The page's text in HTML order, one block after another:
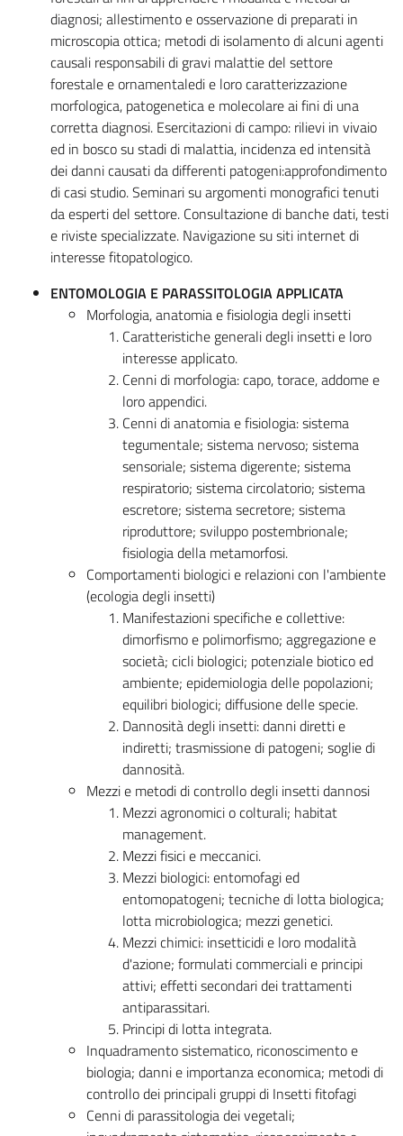
diagnosi; allestimento e osservazione di preparati in
microscopia ottica; metodi di isolamento di alcuni agenti
causali responsabili di gravi malattie del settore
forestale e ornamentaledi e loro caratterizzazione
morfologica, patogenetica e molecolare ai fini di una
corretta diagnosi. Esercitazioni di campo: rilievi in vivaio
ed in bosco su stadi di malattia, incidenza ed intensità
dei danni causati da differenti patogeni:approfondimento
di casi studio. Seminari su argomenti monografici tenuti
da esperti del settore. Consultazione di banche dati, testi
e riviste specializzate. Navigazione su siti internet di
interesse fitopatologico.
ENTOMOLOGIA E PARASSITOLOGIA APPLICATA
Morfologia, anatomia e fisiologia degli insetti
Caratteristiche generali degli insetti e loro
interesse applicato.
Cenni di morfologia: capo, torace, addome e
loro appendici.
Cenni di anatomia e fisiologia: sistema
tegumentale; sistema nervoso; sistema
sensoriale; sistema digerente; sistema
respiratorio; sistema circolatorio; sistema
escretore; sistema secretore; sistema
riproduttore; sviluppo postembrionale;
fisiologia della metamorfosi.
Comportamenti biologici e relazioni con l'ambiente
(ecologia degli insetti)
Manifestazioni specifiche e collettive:
dimorfismo e polimorfismo; aggregazione e
società; cicli biologici; potenziale biotico ed
ambiente; epidemiologia delle popolazioni;
equilibri biologici; diffusione delle specie.
Dannosità degli insetti: danni diretti e
indiretti; trasmissione di patogeni; soglie di
dannosità.
Mezzi e metodi di controllo degli insetti dannosi
Mezzi agronomici o colturali; habitat
management.
Mezzi fisici e meccanici.
Mezzi biologici: entomofagi ed
entomopatogeni; tecniche di lotta biologica;
lotta microbiologica; mezzi genetici.
Mezzi chimici: insetticidi e loro modalità
d'azione; formulati commerciali e principi
attivi; effetti secondari dei trattamenti
antiparassitari.
Principi di lotta integrata.
Inquadramento sistematico, riconoscimento e
biologia; danni e importanza economica; metodi di
controllo dei principali gruppi di Insetti fitofagi
Cenni di parassitologia dei vegetali;